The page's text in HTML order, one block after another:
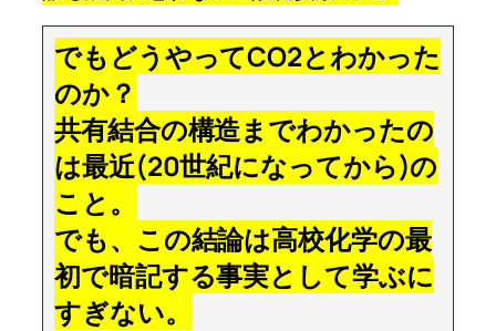
でもどうやってCO2とわかった
のか？
共有結合の構造までわかったの
は最近(20世紀になってから)の
こと。
でも、この結論は高校化学の最
初で暗記する事実として学ぶに
すぎない。